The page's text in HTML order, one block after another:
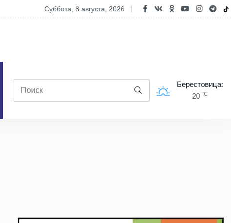
ГАИ усилила контроль на дорогах страны в выходные
суббота, 8 августа, 2026
Берестовица:
20 °C